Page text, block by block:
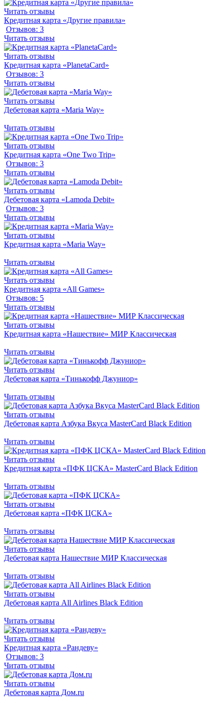
Читать отзывы
Кредитная карта «Другие правила»
Отзывов: 3
Читать отзывы
Читать отзывы
Кредитная карта «PlanetaCard»
Отзывов: 3
Читать отзывы
Читать отзывы
Дебетовая карта «Maria Way»
Читать отзывы
Читать отзывы
Кредитная карта «One Two Trip»
Отзывов: 3
Читать отзывы
Читать отзывы
Дебетовая карта «Lamoda Debit»
Отзывов: 3
Читать отзывы
Читать отзывы
Кредитная карта «Maria Way»
Читать отзывы
Читать отзывы
Кредитная карта «All Games»
Отзывов: 5
Читать отзывы
Читать отзывы
Кредитная карта «Нашествие» МИР Классическая
Читать отзывы
Читать отзывы
Дебетовая карта «Тинькофф Джуниор»
Читать отзывы
Читать отзывы
Дебетовая карта Азбука Вкуса MasterCard Вlack Edition
Читать отзывы
Читать отзывы
Кредитная карта «ПФК ЦСКА» MasterCard Вlack Edition
Читать отзывы
Читать отзывы
Дебетовая карта «ПФК ЦСКА»
Читать отзывы
Читать отзывы
Дебетовая карта Нашествие МИР Классическая
Читать отзывы
Читать отзывы
Дебетовая карта All Airlines Black Edition
Читать отзывы
Читать отзывы
Кредитная карта «Рандеву»
Отзывов: 3
Читать отзывы
Читать отзывы
Дебетовая карта Дом.ru